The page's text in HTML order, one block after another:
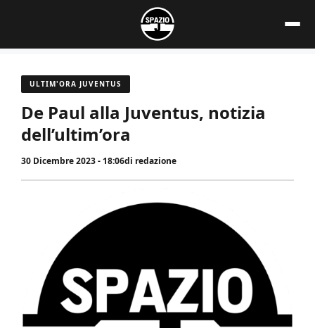
contenuto
ULTIM'ORA JUVENTUS
De Paul alla Juventus, notizia
dell’ultim’ora
30 Dicembre 2023 - 18:06di redazione